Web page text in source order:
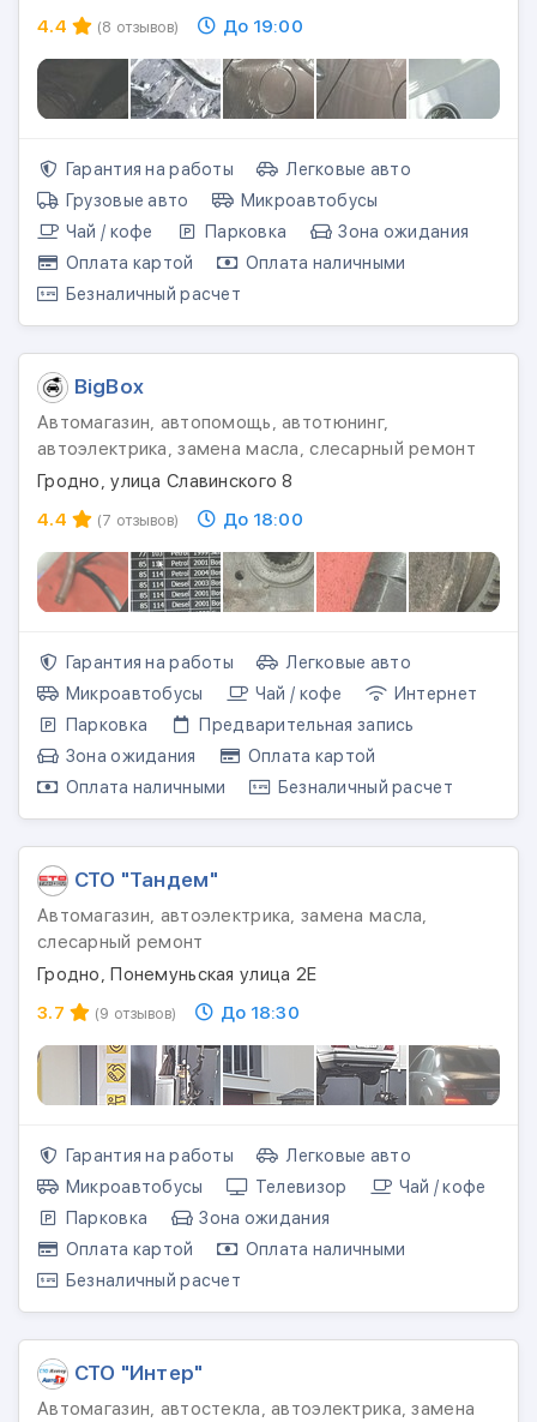
4.4
(8 отзывов) До 19:00
Гарантия на работы
Легковые авто
Грузовые авто
Микроавтобусы
Чай / кофе
Парковка
Зона ожидания
Оплата картой
Оплата наличными
Безналичный расчет
BigBox
Автомагазин, автопомощь, автотюнинг,
автоэлектрика, замена масла, слесарный ремонт
Гродно, улица Славинского 8
4.4
(7 отзывов) До 18:00
Гарантия на работы
Легковые авто
Микроавтобусы
Чай / кофе
Интернет
Парковка
Предварительная запись
Зона ожидания
Оплата картой
Оплата наличными
Безналичный расчет
СТО "Тандем"
Автомагазин, автоэлектрика, замена масла,
слесарный ремонт
Гродно, Понемуньская улица 2Е
3.7
(9 отзывов) До 18:30
Гарантия на работы
Легковые авто
Микроавтобусы
Телевизор
Чай / кофе
Парковка
Зона ожидания
Оплата картой
Оплата наличными
Безналичный расчет
СТО "Интер"
Автомагазин, автостекла, автоэлектрика, замена